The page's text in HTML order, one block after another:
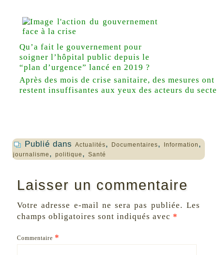
Qu’a fait le gouvernement pour
soigner l’hôpital public depuis le
“plan d’urgence” lancé en 2019 ?
Après des mois de crise sanitaire, des mesures
restent insuffisantes aux yeux des acteurs du
Publié dans Actualités, Documentaires, Information ,
journalisme , politique , Santé
Laisser un commentaire
Votre adresse e-mail ne sera pas publiée. Les
champs obligatoires sont indiqués avec *
Commentaire *